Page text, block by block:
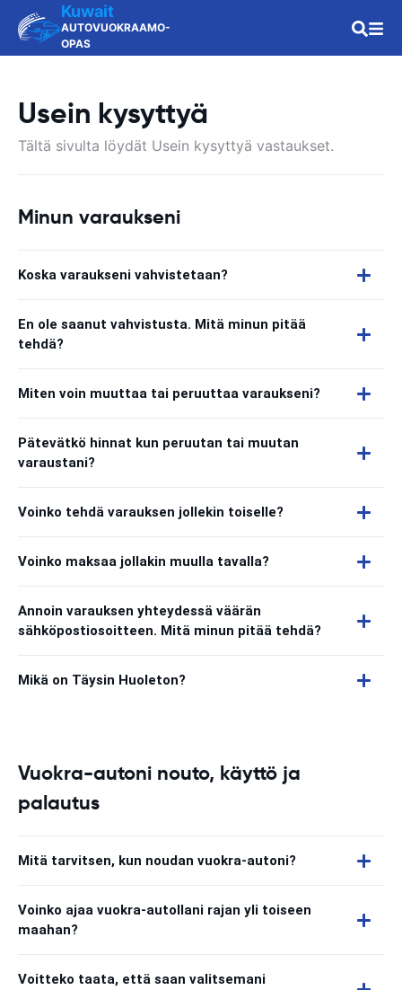
Kuwait
AUTOVUOKRAAMO-
OPAS
Usein kysyttyä
Tältä sivulta löydät Usein kysyttyä vastaukset.
Minun varaukseni
Koska varaukseni vahvistetaan?
En ole saanut vahvistusta. Mitä minun pitää
tehdä?
Miten voin muuttaa tai peruuttaa varaukseni?
Pätevätkö hinnat kun peruutan tai muutan
varaustani?
Voinko tehdä varauksen jollekin toiselle?
Voinko maksaa jollakin muulla tavalla?
Annoin varauksen yhteydessä väärän
sähköpostiosoitteen. Mitä minun pitää tehdä?
Mikä on Täysin Huoleton?
Vuokra-autoni nouto, käyttö ja
palautus
Mitä tarvitsen, kun noudan vuokra-autoni?
Voinko ajaa vuokra-autollani rajan yli toiseen
maahan?
Voitteko taata, että saan valitsemani